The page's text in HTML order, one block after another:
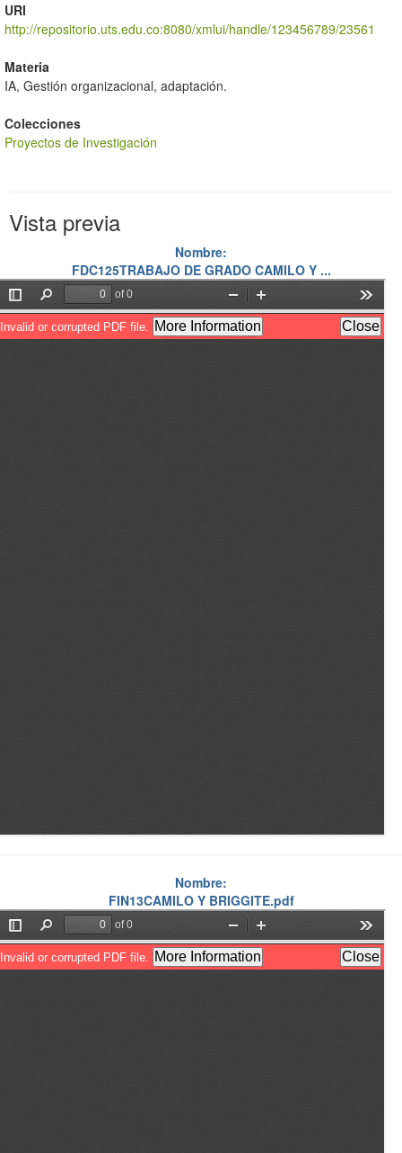
URI
http://repositorio.uts.edu.co:8080/xmlui/handle/123456789/23561
Materia
IA, Gestión organizacional, adaptación.
Colecciones
Proyectos de Investigación
Vista previa
Nombre:
FDC125TRABAJO DE GRADO CAMILO Y ...
Nombre:
FIN13CAMILO Y BRIGGITE.pdf